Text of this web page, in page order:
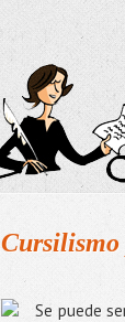
Se puede